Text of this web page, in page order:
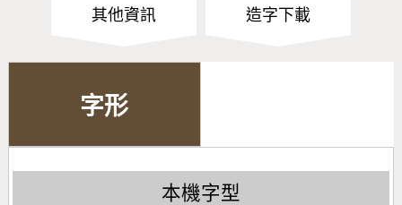
其他資訊 造字下載
字形
本機字型